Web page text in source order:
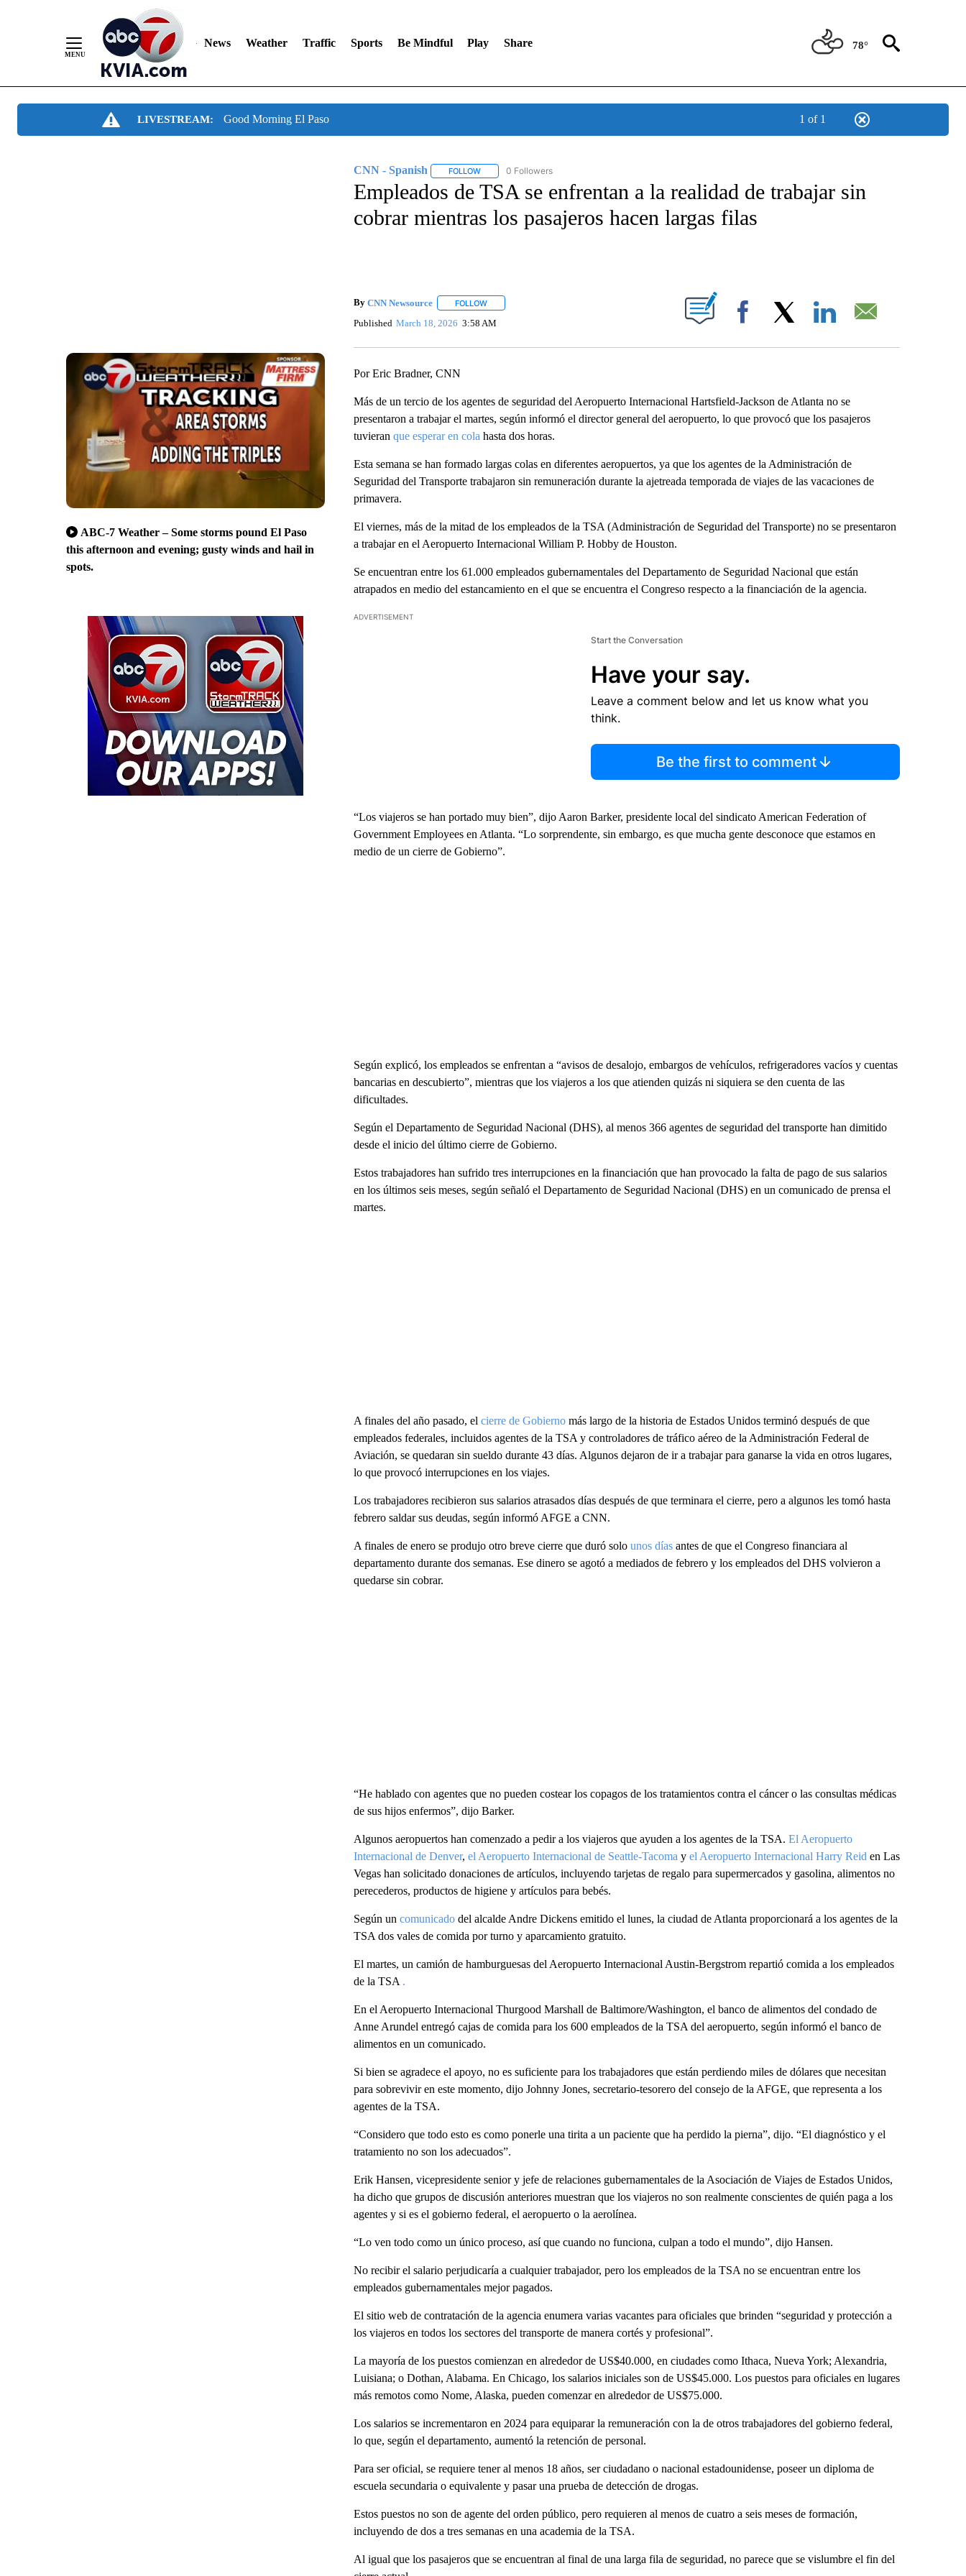
News Weather Traffic Sports Be Mindful Play Share 78°
LIVESTREAM: Good Morning El Paso 1 of 1
ABC-7 Weather – Some storms pound El Paso
this afternoon and evening; gusty winds and hail in
spots.
CNN - Spanish FOLLOWFOLLOW "CNN - SPANISH" TO RECEIVE NOTIFICATIONS ABOUT NEW PAGES ON "CNN - SPANISH".
0 Followers
Empleados de TSA se enfrentan a la realidad de trabajar sin
cobrar mientras los pasajeros hacen largas filas
By CNN Newsource FOLLOWFOLLOW "" TO RECEIVE NOTIFICATIONS ABOUT NEW PAGES ON "".
Published March 18, 2026 3:58 AM Facebook
Por Eric Bradner, CNN
Más de un tercio de los agentes de seguridad del Aeropuerto Internacional Hartsfield-Jackson de Atlanta no se
presentaron a trabajar el martes, según informó el director general del aeropuerto, lo que provocó que los pasajeros
tuvieran que esperar en cola hasta dos horas.
Esta semana se han formado largas colas en diferentes aeropuertos, ya que los agentes de la Administración de
Seguridad del Transporte trabajaron sin remuneración durante la ajetreada temporada de viajes de las vacaciones de
primavera.
El viernes, más de la mitad de los empleados de la TSA (Administración de Seguridad del Transporte) no se presentaron
a trabajar en el Aeropuerto Internacional William P. Hobby de Houston.
Se encuentran entre los 61.000 empleados gubernamentales del Departamento de Seguridad Nacional que están
atrapados en medio del estancamiento en el que se encuentra el Congreso respecto a la financiación de la agencia.
ADVERTISEMENT
Start the Conversation
Have your say.
Leave a comment below and let us know what you
think.
Be the first to comment
“Los viajeros se han portado muy bien”, dijo Aaron Barker, presidente local del sindicato American Federation of
Government Employees en Atlanta. “Lo sorprendente, sin embargo, es que mucha gente desconoce que estamos en
medio de un cierre de Gobierno”.
Según explicó, los empleados se enfrentan a “avisos de desalojo, embargos de vehículos, refrigeradores vacíos y cuentas
bancarias en descubierto”, mientras que los viajeros a los que atienden quizás ni siquiera se den cuenta de las
dificultades.
Según el Departamento de Seguridad Nacional (DHS), al menos 366 agentes de seguridad del transporte han dimitido
desde el inicio del último cierre de Gobierno.
Estos trabajadores han sufrido tres interrupciones en la financiación que han provocado la falta de pago de sus salarios
en los últimos seis meses, según señaló el Departamento de Seguridad Nacional (DHS) en un comunicado de prensa el
martes.
A finales del año pasado, el cierre de Gobiernomás largo de la historia de Estados Unidos terminó después de que
empleados federales, incluidos agentes de la TSA y controladores de tráfico aéreo de la Administración Federal de
Aviación, se quedaran sin sueldo durante 43 días. Algunos dejaron de ir a trabajar para ganarse la vida en otros lugares,
lo que provocó interrupciones en los viajes.
Los trabajadores recibieron sus salarios atrasados ​​días después de que terminara el cierre, pero a algunos les tomó hasta
febrero saldar sus deudas, según informó AFGE a CNN.
A finales de enero se produjo otro breve cierre que duró solo unos díasantes de que el Congreso financiara al
departamento durante dos semanas. Ese dinero se agotó a mediados de febrero y los empleados del DHS volvieron a
quedarse sin cobrar.
“He hablado con agentes que no pueden costear los copagos de los tratamientos contra el cáncer o las consultas médicas
de sus hijos enfermos”, dijo Barker.
Algunos aeropuertos han comenzado a pedir a los viajeros que ayuden a los agentes de la TSA. El Aeropuerto
Internacional de Denver, el Aeropuerto Internacional de Seattle-Tacoma y el Aeropuerto Internacional Harry Reid en Las
Vegas han solicitado donaciones de artículos, incluyendo tarjetas de regalo para supermercados y gasolina, alimentos no
perecederos, productos de higiene y artículos para bebés.
Según un comunicadodel alcalde Andre Dickens emitido el lunes, la ciudad de Atlanta proporcionará a los agentes de la
TSA dos vales de comida por turno y aparcamiento gratuito.
El martes, un camión de hamburguesas del Aeropuerto Internacional Austin-Bergstrom repartió comida a los empleados
de la TSA .
En el Aeropuerto Internacional Thurgood Marshall de Baltimore/Washington, el banco de alimentos del condado de
Anne Arundel entregó cajas de comida para los 600 empleados de la TSA del aeropuerto, según informó el banco de
alimentos en un comunicado.
Si bien se agradece el apoyo, no es suficiente para los trabajadores que están perdiendo miles de dólares que necesitan
para sobrevivir en este momento, dijo Johnny Jones, secretario-tesorero del consejo de la AFGE, que representa a los
agentes de la TSA.
“Considero que todo esto es como ponerle una tirita a un paciente que ha perdido la pierna”, dijo. “El diagnóstico y el
tratamiento no son los adecuados”.
Erik Hansen, vicepresidente senior y jefe de relaciones gubernamentales de la Asociación de Viajes de Estados Unidos,
ha dicho que grupos de discusión anteriores muestran que los viajeros no son realmente conscientes de quién paga a los
agentes y si es el gobierno federal, el aeropuerto o la aerolínea.
“Lo ven todo como un único proceso, así que cuando no funciona, culpan a todo el mundo”, dijo Hansen.
No recibir el salario perjudicaría a cualquier trabajador, pero los empleados de la TSA no se encuentran entre los
empleados gubernamentales mejor pagados.
El sitio web de contratación de la agencia enumera varias vacantes para oficiales que brinden “seguridad y protección a
los viajeros en todos los sectores del transporte de manera cortés y profesional”.
La mayoría de los puestos comienzan en alrededor de US$40.000, en ciudades como Ithaca, Nueva York; Alexandria,
Luisiana; o Dothan, Alabama. En Chicago, los salarios iniciales son de US$45.000. Los puestos para oficiales en lugares
más remotos como Nome, Alaska, pueden comenzar en alrededor de US$75.000.
Los salarios se incrementaron en 2024 para equiparar la remuneración con la de otros trabajadores del gobierno federal,
lo que, según el departamento, aumentó la retención de personal.
Para ser oficial, se requiere tener al menos 18 años, ser ciudadano o nacional estadounidense, poseer un diploma de
escuela secundaria o equivalente y pasar una prueba de detección de drogas.
Estos puestos no son de agente del orden público, pero requieren al menos de cuatro a seis meses de formación,
incluyendo de dos a tres semanas en una academia de la TSA.
Al igual que los pasajeros que se encuentran al final de una larga fila de seguridad, no parece que se vislumbre el fin del